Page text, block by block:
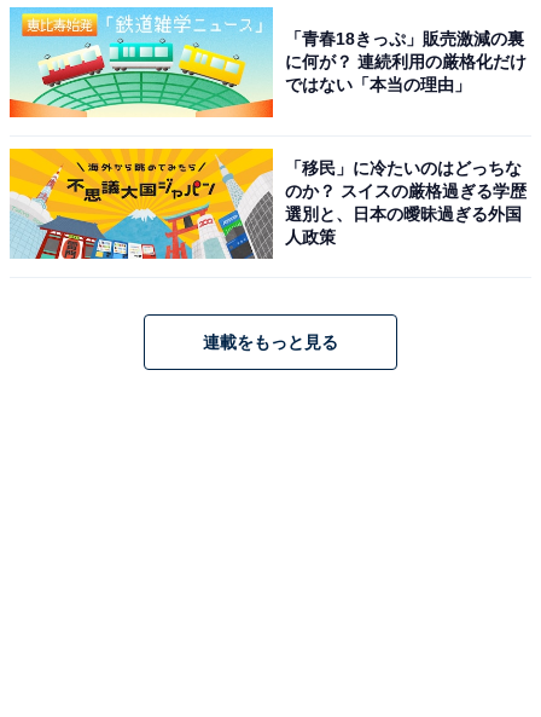
「青春18きっぷ」販売激減の裏
に何が？ 連続利用の厳格化だけ
ではない「本当の理由」
「移民」に冷たいのはどっちな
のか？ スイスの厳格過ぎる学歴
選別と、日本の曖昧過ぎる外国
人政策
連載をもっと見る